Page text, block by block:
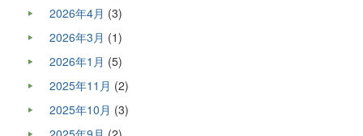
2026年4月 (3)
2026年3月 (1)
2026年1月 (5)
2025年11月 (2)
2025年10月 (3)